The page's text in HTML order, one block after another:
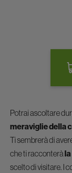
Potrai ascoltare
meraviglie della
Ti sembrerà di
che ti racconterà
scelto di visitare. I